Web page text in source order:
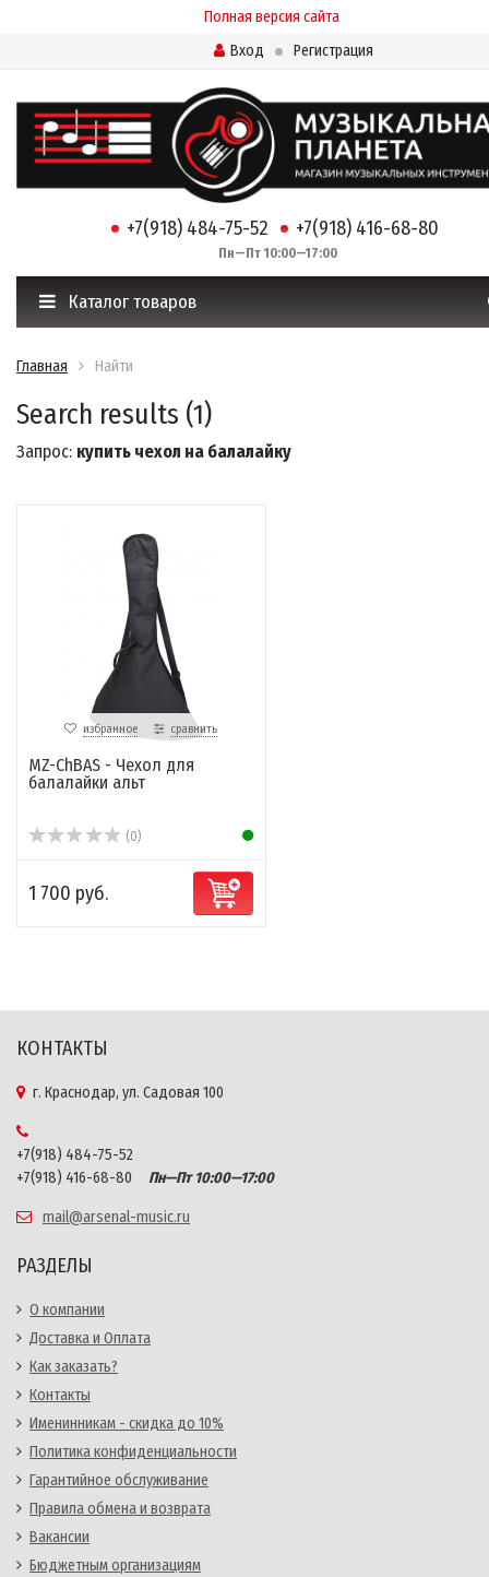
Полная версия сайта
Вход
Регистрация
+7(918) 484-75-52 +7(918) 416-68-80
Пн—Пт 10:00—17:00
Каталог товаров
Главная Найти
Search results (1)
Запрос: купить чехол на балалайку
избранное сравнить
MZ-ChBAS - Чехол для
балалайки альт
(0)
1 700 руб.
КОНТАКТЫ
г. Краснодар, ул. Садовая 100
+7(918) 484-75-52
+7(918) 416-68-80
Пн—Пт 10:00—17:00
mail@arsenal-music.ru
РАЗДЕЛЫ
О компании
Доставка и Оплата
Как заказать?
Контакты
Именинникам - скидка до 10%
Политика конфиденциальности
Гарантийное обслуживание
Правила обмена и возврата
Вакансии
Бюджетным организациям